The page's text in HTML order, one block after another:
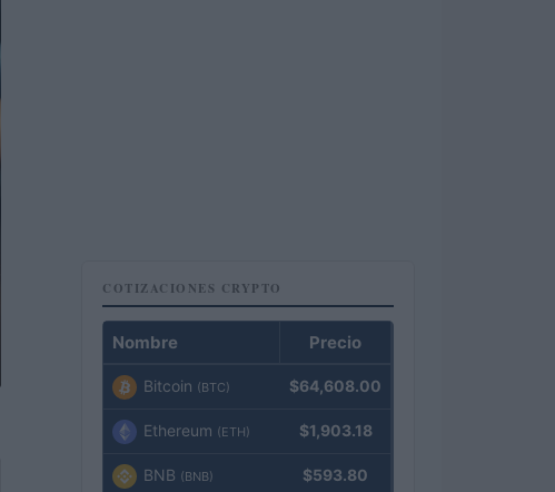
COTIZACIONES CRYPTO
Nombre Precio
Bitcoin (BTC) $64,608.00
Ethereum (ETH) $1,903.18
BNB (BNB) $593.80